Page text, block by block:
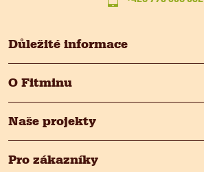
i
s
u
Důležité informace
O Fitminu
Naše projekty
Pro zákazníky